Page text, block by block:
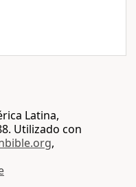
Latina,
Utilizado con
,